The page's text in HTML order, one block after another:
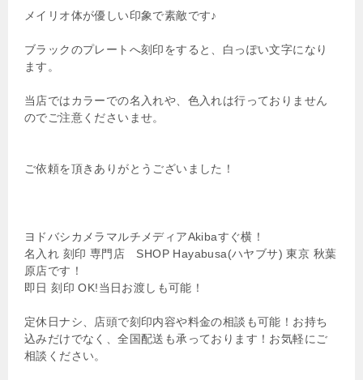
メイリオ体が優しい印象で素敵です♪
ブラックのプレートへ刻印をすると、白っぽい文字になり
ます。
当店ではカラーでの名入れや、色入れは行っておりません
のでご注意くださいませ。
ご依頼を頂きありがとうございました！
ヨドバシカメラマルチメディアAkibaすぐ横！
名入れ 刻印 専門店 SHOP Hayabusa(ハヤブサ) 東京 秋葉
原店です！
即日 刻印 OK!当日お渡しも可能！
定休日ナシ、店頭で刻印内容や料金の相談も可能！お持ち
込みだけでなく、全国配送も承っております！お気軽にご
相談ください。